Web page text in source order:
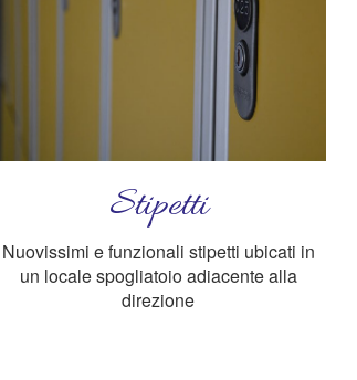
Stipetti
Nuovissimi e funzionali stipetti ubicati in
un locale spogliatoio adiacente alla
direzione